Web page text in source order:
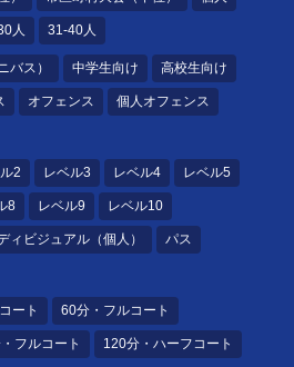
人 31-40人
バス） 中学生向け 高校生向け
オフェンス 個人オフェンス
2 レベル3 レベル4 レベル5
8 レベル9 レベル10
ィビジュアル（個人） パス
ート 60分・フルコート
フルコート 120分・ハーフコート